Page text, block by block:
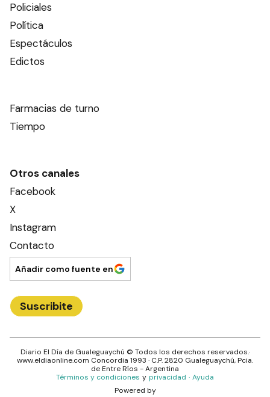
Policiales
Política
Espectáculos
Edictos
Farmacias de turno
Tiempo
Otros canales
Facebook
X
Instagram
Contacto
Añadir como fuente en
Suscribite
Diario El Día de Gualeguaychú © Todos los derechos reservados.·
www.eldiaonline.com Concordia 1993 · C.P.2820 Gualeguaychú, Pcia.
deEntre Ríos - Argentina
Términos y condiciones y privacidad · Ayuda
Powered by